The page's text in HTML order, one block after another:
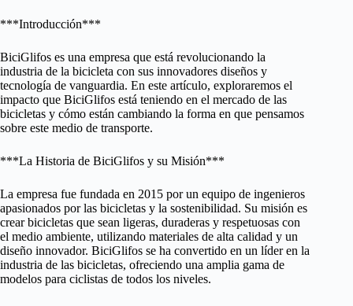
***Introducción***
BiciGlifos es una empresa que está revolucionando la
industria de la bicicleta con sus innovadores diseños y
tecnología de vanguardia. En este artículo, exploraremos el
impacto que BiciGlifos está teniendo en el mercado de las
bicicletas y cómo están cambiando la forma en que pensamos
sobre este medio de transporte.
***La Historia de BiciGlifos y su Misión***
La empresa fue fundada en 2015 por un equipo de ingenieros
apasionados por las bicicletas y la sostenibilidad. Su misión es
crear bicicletas que sean ligeras, duraderas y respetuosas con
el medio ambiente, utilizando materiales de alta calidad y un
diseño innovador. BiciGlifos se ha convertido en un líder en la
industria de las bicicletas, ofreciendo una amplia gama de
modelos para ciclistas de todos los niveles.